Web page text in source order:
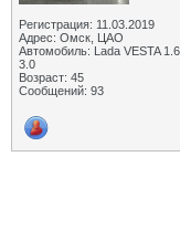
Регистрация: 11.03.2019
Адрес: Омск, ЦАО
Автомобиль: Lada VESTA
3.0
Возраст: 45
Сообщений: 93